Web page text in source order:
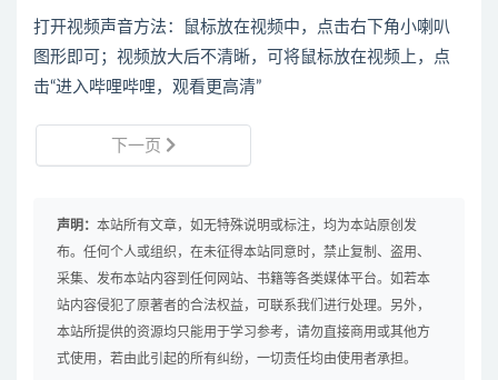
打开视频声音方法：鼠标放在视频中，点击右下角小喇叭
图形即可；视频放大后不清晰，可将鼠标放在视频上，点
击“进入哔哩哔哩，观看更高清”
下一页
声明： 本站所有文章，如无特殊说明或标注，均为本站原创发
布。任何个人或组织，在未征得本站同意时，禁止复制、盗用、
采集、发布本站内容到任何网站、书籍等各类媒体平台。如若本
站内容侵犯了原著者的合法权益，可联系我们进行处理。另外，
本站所提供的资源均只能用于学习参考，请勿直接商用或其他方
式使用，若由此引起的所有纠纷，一切责任均由使用者承担。